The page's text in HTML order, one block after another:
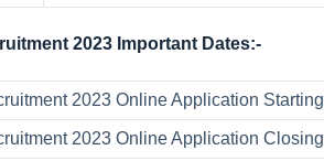
2023 Important Dates:-
2023 Online Application Starting
2023 Online Application Closing